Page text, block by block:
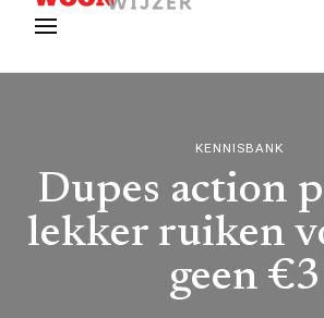
De-woonwijzer.nl
| Lees alles op het gebied van wonen
KENNISBANK
Dupes action
lekker ruiken
geen €3